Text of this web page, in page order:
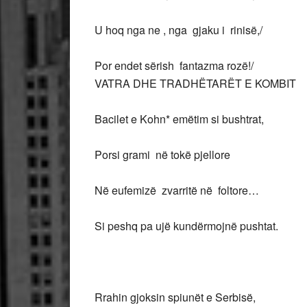
U hoq nga ne , nga gjaku i rinisë,/
Por endet sërish fantazma rozë!/
VATRA DHE TRADHËTARËT E KOMBIT
Bacilet e Kohn* emëtim si bushtrat,
Porsi grami në tokë pjellore
Në eufemizë zvarritë në foltore…
Si peshq pa ujë kundërmojnë pushtat.
Rrahin gjoksin spiunët e Serbisë,